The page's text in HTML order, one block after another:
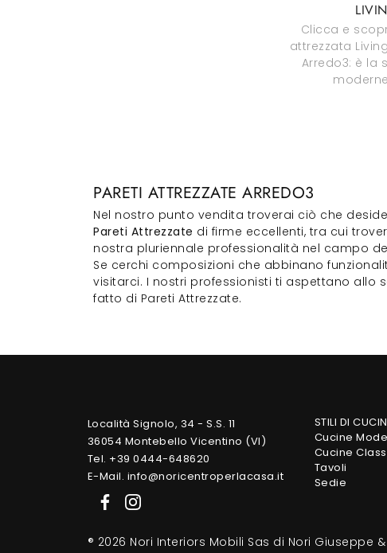
Clicca e
attrezzata
Arredo3: è la
PARETI ATTREZZATE ARREDO3
Nel nostro punto vendita troverai ciò che
Pareti Attrezzate di firme eccellenti, tra cui
nostra pluriennale professionalità nel campo
Se cerchi composizioni che abbinano
visitarci. I nostri professionisti ti aspettano allo
fatto di Pareti Attrezzate.
Località Signolo, 34 - S.S. 11
36054 Montebello Vicentino (VI)
Tel. +39 0444-648620
E-Mail. info@noricentroperlacasa.it
STILI DI
Cucine
Cucine
Tavoli
Sedie
® 2026 Nori Interiors Mobili Sas di Nori Giuseppe &